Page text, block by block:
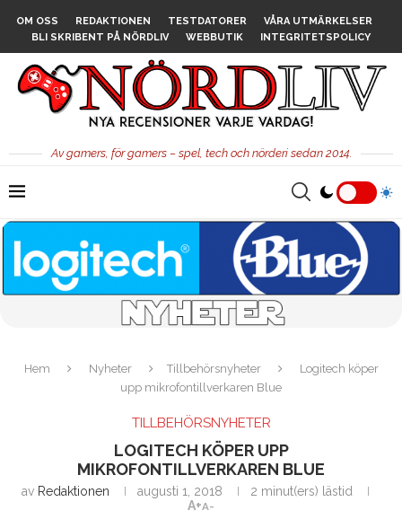
OM OSS REDAKTIONEN TESTDATORER
VÅRA UTMÄRKELSER
BLI SKRIBENT PÅ NÖRDLIV
WEBBUTIK INTEGRITETSPOLICY
Av gamers, för gamers – spel, tech och nörderi sedan 2014.
Hem Nyheter Tillbehörsnyheter
Logitech köper
upp mikrofontillverkaren Blue
TILLBEHÖRSNYHETER
LOGITECH KÖPER UPP
MIKROFONTILLVERKAREN BLUE
av Redaktionen augusti 1, 2018
2 minut(ers) lästid
A+A-